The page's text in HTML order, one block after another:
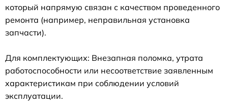
который напрямую связан с качеством проведенного
ремонта (например, неправильная установка
запчасти).
Для комплектующих: Внезапная поломка, утрата
работоспособности или несоответствие заявленным
характеристикам при соблюдении условий
эксплуатации.